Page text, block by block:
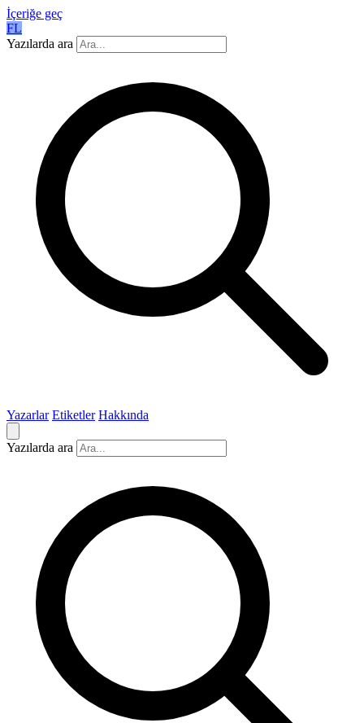
İçeriğe geç
FL
Yazılarda ara
Yazarlar Etiketler Hakkında
Yazılarda ara